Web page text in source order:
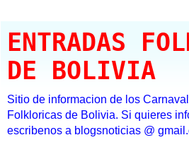
ENTRADAS
DE BOLIVIA
Sitio de informacion de los
Folkloricas de Bolivia. Si quieres
escribenos a blogsnoticias @